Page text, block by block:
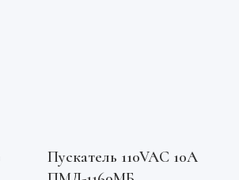
Пускатель 110VAC 10А